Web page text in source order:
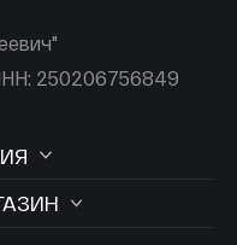
250206756849